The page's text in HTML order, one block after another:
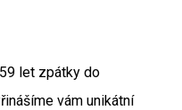
let zpátky do
vám unikátní